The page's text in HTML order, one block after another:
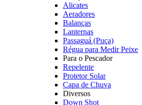
Alicates
Aeradores
Balanças
Lanternas
Passaguá (Puça)
Régua para Medir Peixe
Para o Pescador
Repelente
Protetor Solar
Capa de Chuva
Diversos
Down Shot